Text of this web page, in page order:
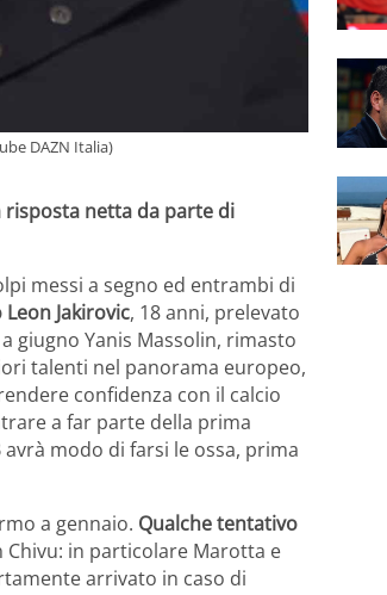
DAZN Italia)
risposta netta da parte di
messi a segno ed entrambi di
Jakirovic, 18 anni, prelevato
giugno Yanis Massolin, rimasto
talenti nel panorama europeo,
confidenza con il calcio
a far parte della prima
modo di farsi le ossa, prima
a gennaio. Qualche tentativo
Chivu: in particolare Marotta e
arrivato in caso di